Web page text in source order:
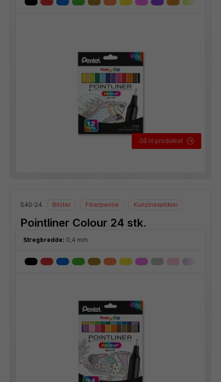
Gå til produktet
S40-24 Blister Fiberpenne Kunstnerartikler
Pointliner Colour 24 stk.
Stregbredde: 0,4 mm